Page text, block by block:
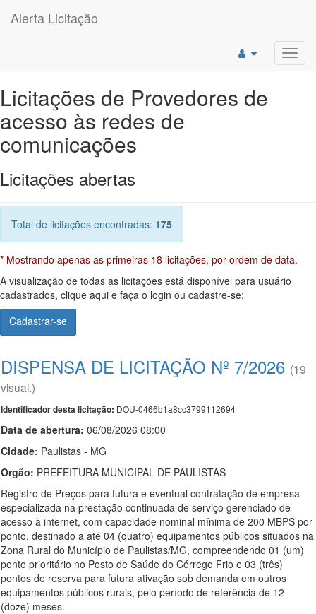
Alerta Licitação
Licitações de Provedores de
acesso às redes de
comunicações
Licitações abertas
Total de licitações encontradas: 175
* Mostrando apenas as primeiras 18 licitações, por ordem de data.
A visualização de todas as licitações está disponível para usuário
cadastrados, clique aqui e faça o login ou cadastre-se:
Cadastrar-se
DISPENSA DE LICITAÇÃO Nº 7/2026 (19
visual.)
Identificador desta licitação: DOU-0466b1a8cc3799112694
Data de abertura: 06/08/2026 08:00
Cidade: Paulistas - MG
Orgão: PREFEITURA MUNICIPAL DE PAULISTAS
Registro de Preços para futura e eventual contratação de empresa
especializada na prestação continuada de serviço gerenciado de
acesso à internet, com capacidade nominal mínima de 200 MBPS por
ponto, destinado a até 04 (quatro) equipamentos públicos situados na
Zona Rural do Município de Paulistas/MG, compreendendo 01 (um)
ponto prioritário no Posto de Saúde do Córrego Frio e 03 (três)
pontos de reserva para futura ativação sob demanda em outros
equipamentos públicos rurais, pelo período de referência de 12
(doze) meses.